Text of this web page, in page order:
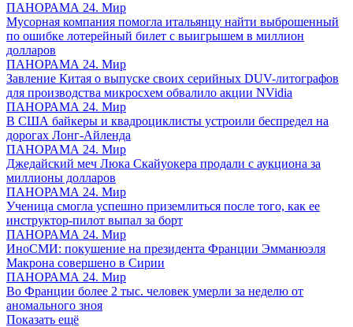
ПАНОРАМА 24. Мир
Мусорная компания помогла итальянцу найти выброшенный
по ошибке лотерейный билет с выигрышем в миллион
долларов
ПАНОРАМА 24. Мир
Завление Китая о выпуске своих серийных DUV-литографов
для производства микросхем обвалило акции NVidia
ПАНОРАМА 24. Мир
В США байкеры и квадроциклисты устроили беспредел на
дорогах Лонг-Айленда
ПАНОРАМА 24. Мир
Джедайский меч Люка Скайуокера продали с аукциона за
миллионы долларов
ПАНОРАМА 24. Мир
Ученица смогла успешно приземлиться после того, как ее
инструктор-пилот выпал за борт
ПАНОРАМА 24. Мир
ИноСМИ: покушение на президента Франции Эмманюэля
Макрона совершено в Сирии
ПАНОРАМА 24. Мир
Во Франции более 2 тыс. человек умерли за неделю от
аномального зноя
Показать ещё